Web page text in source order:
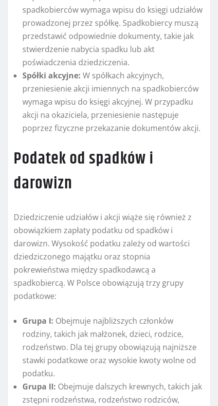
spadkobierców wymaga wpisu do księgi udziałów
prowadzonej przez spółkę. Spadkobiercy muszą
przedstawić odpowiednie dokumenty, takie jak
stwierdzenie nabycia spadku lub akt
poświadczenia dziedziczenia.
Spółki akcyjne: W spółkach akcyjnych,
przeniesienie akcji imiennych na spadkobierców
wymaga wpisu do księgi akcyjnej. W przypadku
akcji na okaziciela, przeniesienie następuje
poprzez fizyczne przekazanie dokumentów akcji.
Podatek od spadków i
darowizn
Dziedziczenie udziałów i akcji wiąże się również z
obowiązkiem zapłaty podatku od spadków i
darowizn. Wysokość podatku zależy od wartości
dziedziczonego majątku oraz stopnia
pokrewieństwa między spadkodawcą a
spadkobiercą. W Polsce obowiązują trzy grupy
podatkowe:
Grupa I: Obejmuje najbliższych członków
rodziny, takich jak małżonek, dzieci, rodzice,
rodzeństwo. Dla tej grupy obowiązują najniższe
stawki podatkowe oraz wysokie kwoty wolne od
podatku.
Grupa II: Obejmuje dalszych krewnych, takich jak
zstępni rodzeństwa, rodzeństwo rodziców,